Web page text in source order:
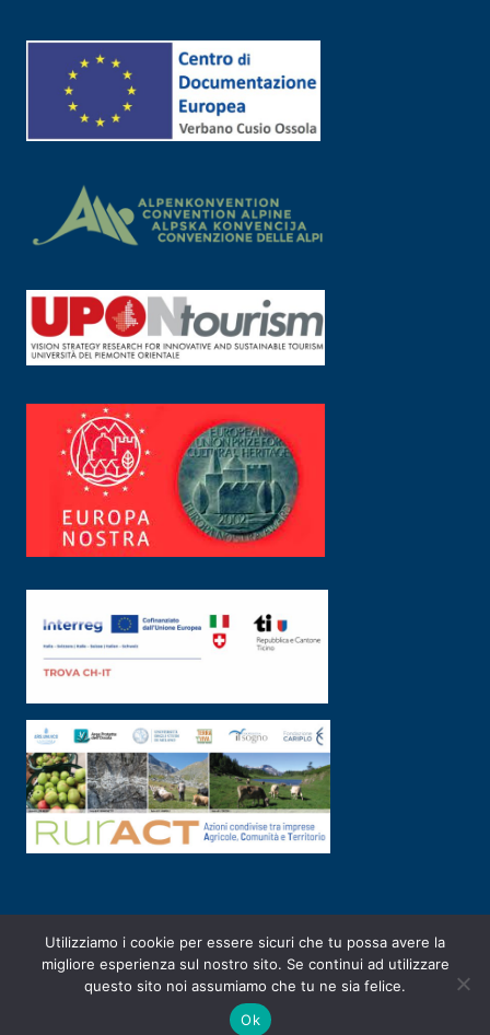
PRIVACY POLICY|2003-2026 ©ARSUNIVCO|Designed byE-SERV
Utilizziamo i cookie per essere sicuri che tu possa avere la
migliore esperienza sul nostro sito. Se continui ad utilizzare
questo sito noi assumiamo che tu ne sia felice.
Ok